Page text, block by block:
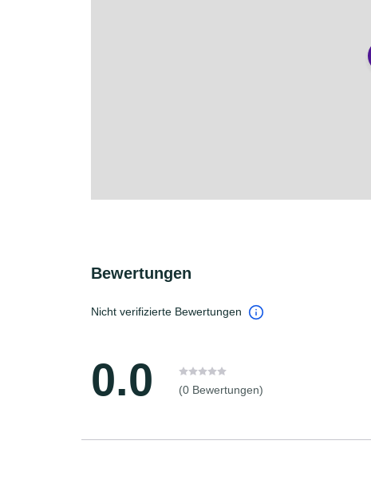
Bewertungen
Nicht verifizierte Bewertungen
0.0 (0 Bewertungen)